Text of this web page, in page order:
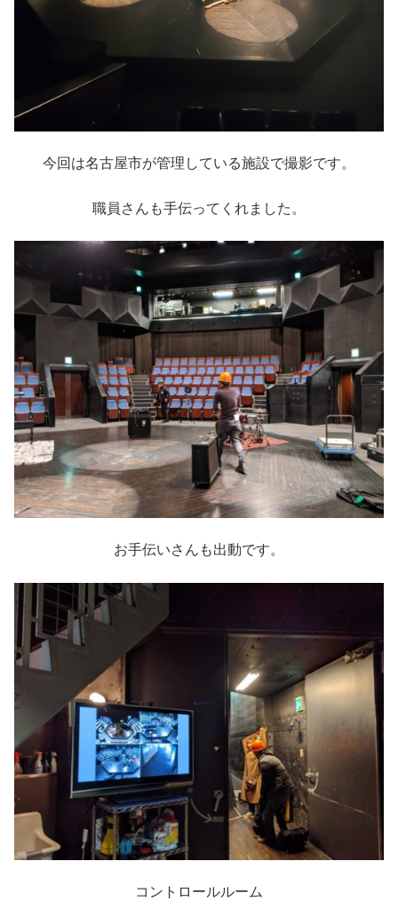
今回は名古屋市が管理している施設で撮影です。
職員さんも手伝ってくれました。
お手伝いさんも出動です。
コントロールルーム